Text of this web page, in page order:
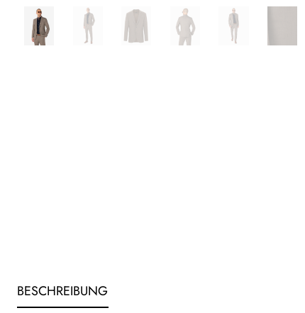
BESCHREIBUNG